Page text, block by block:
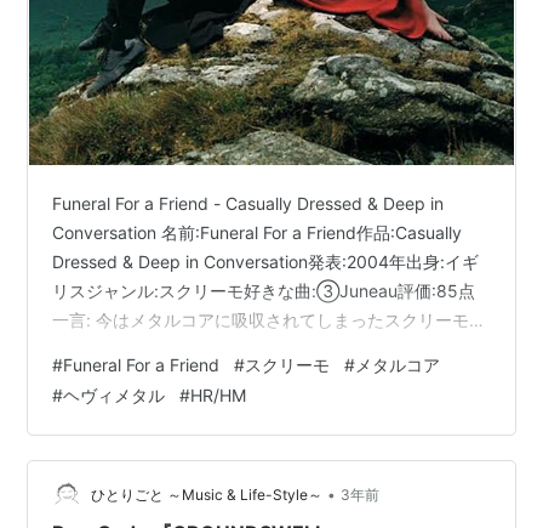
Funeral For a Friend - Casually Dressed & Deep in
Conversation 名前:Funeral For a Friend作品:Casually
Dressed & Deep in Conversation発表:2004年出身:イギ
リスジャンル:スクリーモ好きな曲:③Juneau評価:85点
一言: 今はメタルコアに吸収されてしまったスクリーモを
響も良いhttps://t.co/ZvjsYa7Roj — おすすめメタルアル
バム紹介するマン (@OsusuMetalMan) 2023年11月5日
…
#Funeral For a Friend #スクリーモ # メタルコア
#ヘヴィメタル #HR/HM
ひとりごと ～Music & Life-Style～ • 3年前